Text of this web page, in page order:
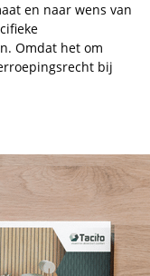
en naar wens van
Omdat het om
bij